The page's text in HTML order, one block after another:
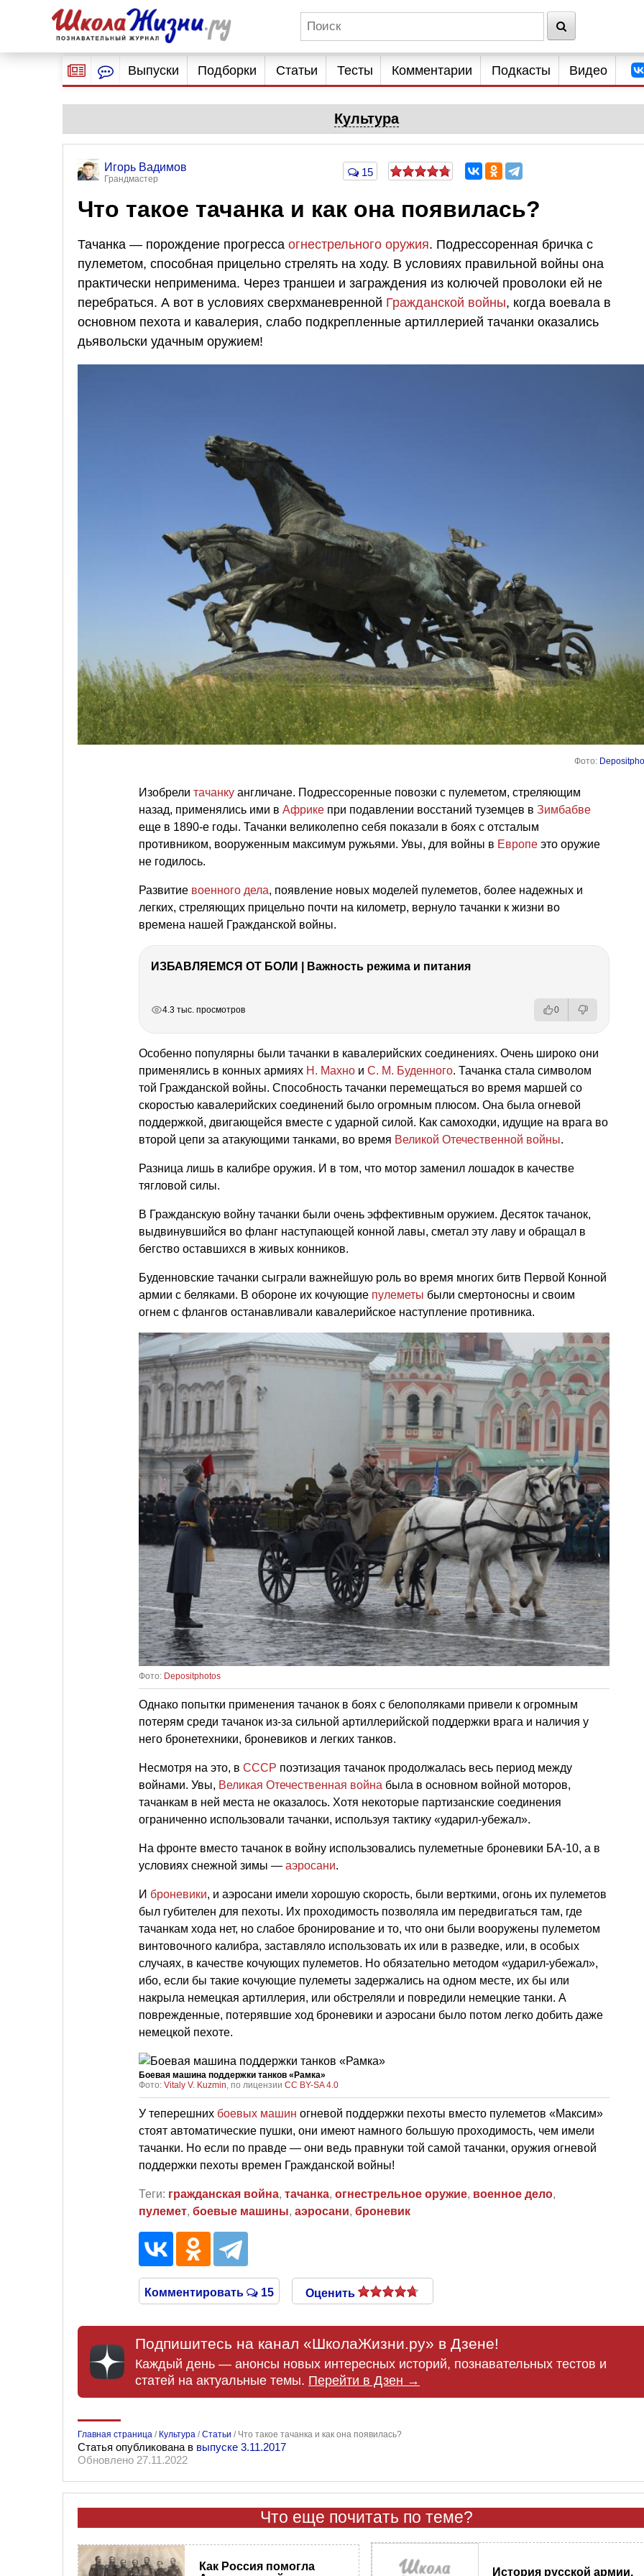
Выпуски Подборки Статьи Тесты Комментарии Подкасты Видео
Культура
Игорь Вадимов
Грандмастер
15
Что такое тачанка и как она появилась?
Тачанка — порождение прогресса огнестрельного оружия. Подрессоренная бричка с
пулеметом, способная прицельно стрелять на ходу. В условиях правильной войны она
практически неприменима. Через траншеи и заграждения из колючей проволоки ей не
перебраться. А вот в условиях сверхманевренной Гражданской войны, когда воевала в
основном пехота и кавалерия, слабо подкрепленные артиллерией тачанки оказались
дьявольски удачным оружием!
Фото:
Изобрели тачанку англичане. Подрессоренные повозки с пулеметом, стреляющим
назад, применялись ими в Африке при подавлении восстаний туземцев в Зимбабве
еще в 1890-е годы. Тачанки великолепно себя показали в боях с отсталым
противником, вооруженным максимум ружьями. Увы, для войны в Европе это оружие
не годилось.
Развитие военного дела, появление новых моделей пулеметов, более надежных и
легких, стреляющих прицельно почти на километр, вернуло тачанки к жизни во
времена нашей Гражданской войны.
ИЗБАВЛЯЕМСЯ ОТ БОЛИ | Важность режима и питания
4.3 тыс. просмотров 0
Особенно популярны были тачанки в кавалерийских соединениях. Очень широко они
применялись в конных армиях Н. Махно и С. М. Буденного. Тачанка стала символом
той Гражданской войны. Способность тачанки перемещаться во время маршей со
скоростью кавалерийских соединений было огромным плюсом. Она была огневой
поддержкой, двигающейся вместе с ударной силой. Как самоходки, идущие на врага во
второй цепи за атакующими танками, во время Великой Отечественной войны.
Разница лишь в калибре оружия. И в том, что мотор заменил лошадок в качестве
тягловой силы.
В Гражданскую войну тачанки были очень эффективным оружием. Десяток тачанок,
выдвинувшийся во фланг наступающей конной лавы, сметал эту лаву и обращал в
бегство оставшихся в живых конников.
Буденновские тачанки сыграли важнейшую роль во время многих битв Первой Конной
армии с беляками. В обороне их кочующие пулеметы были смертоносны и своим
огнем с флангов останавливали кавалерийское наступление противника.
Фото: Depositphotos
Однако попытки применения тачанок в боях с белополяками привели к огромным
потерям среди тачанок из-за сильной артиллерийской поддержки врага и наличия у
него бронетехники, броневиков и легких танков.
Несмотря на это, в СССР поэтизация тачанок продолжалась весь период между
войнами. Увы, Великая Отечественная война была в основном войной моторов,
тачанкам в ней места не оказалось. Хотя некоторые партизанские соединения
ограниченно использовали тачанки, используя тактику «ударил-убежал».
На фронте вместо тачанок в войну использовались пулеметные броневики БА-10, а в
условиях снежной зимы — аэросани.
И броневики, и аэросани имели хорошую скорость, были верткими, огонь их пулеметов
был губителен для пехоты. Их проходимость позволяла им передвигаться там, где
тачанкам хода нет, но слабое бронирование и то, что они были вооружены пулеметом
винтовочного калибра, заставляло использовать их или в разведке, или, в особых
случаях, в качестве кочующих пулеметов. Но обязательно методом «ударил-убежал»,
ибо, если бы такие кочующие пулеметы задержались на одном месте, их бы или
накрыла немецкая артиллерия, или обстреляли и повредили немецкие танки. А
поврежденные, потерявшие ход броневики и аэросани было потом легко добить даже
немецкой пехоте.
Боевая машина поддержки танков «Рамка»
Фото: Vitaly V. Kuzmin , по лицензии CC BY-SA 4.0
У теперешних боевых машин огневой поддержки пехоты вместо пулеметов «Максим»
стоят автоматические пушки, они имеют намного большую проходимость, чем имели
тачанки. Но если по правде — они ведь правнуки той самой тачанки, оружия огневой
поддержки пехоты времен Гражданской войны!
Теги: гражданская война, тачанка, огнестрельное оружие, военное дело,
пулемет, боевые машины, аэросани, броневик
Комментировать 15 Оценить
Подпишитесь на канал «ШколаЖизни.ру» в Дзене!
Каждый день — анонсы новых интересных историй, познавательных тестов и
статей на актуальные темы. Перейти в Дзен →
Главная страница / Культура /Статьи / Что такое тачанка и как она появилась?
Статья опубликована в выпуске 3.11.2017
Обновлено 27.11.2022
Что еще почитать по теме?
Как Россия помогла
История русской армии.